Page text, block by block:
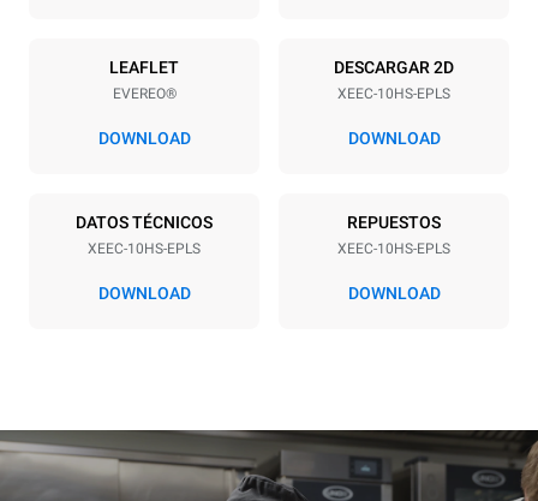
Voltaje
220-240V 1~
Energia electrica
1,5 kW
LEAFLET
EVEREO®
DOWNLOAD
DESCARGAR 2D
XEEC-10HS-EPLS
DOWNLOAD
DATOS TÉCNICOS
XEEC-10HS-EPLS
DOWNLOAD
REPUESTOS
XEEC-10HS-EPLS
DOWNLOAD